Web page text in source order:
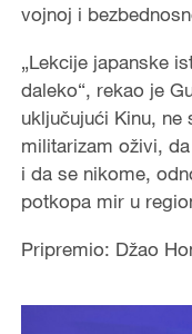
vojnoj i
„Lekcije japanske
daleko“, rekao je
uključujući Kinu,
militarizam oživi,
i da se nikome,
potkopa mir u
Pripremio: Džao